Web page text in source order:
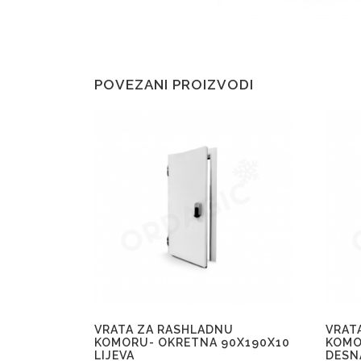
POVEZANI PROIZVODI
VRATA ZA RASHLADNU
KOMORU- OKRETNA 90X190X10
LIJEVA